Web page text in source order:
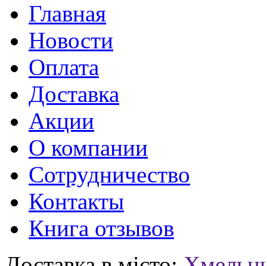
Главная
Новости
Оплата
Доставка
Акции
О компании
Сотрудничество
Контакты
Книга отзывов